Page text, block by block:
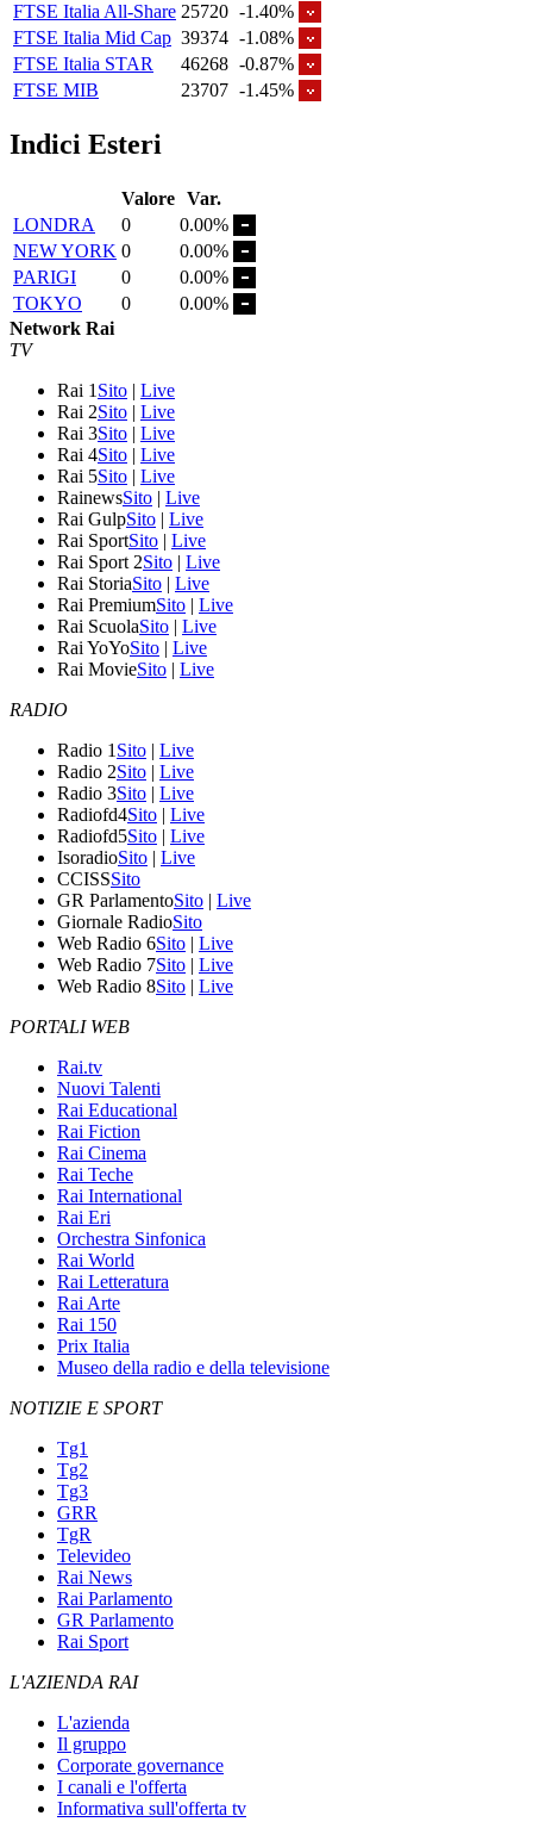
FTSE Italia All-Share 25720 -1.40%
FTSE Italia Mid Cap 39374 -1.08%
FTSE Italia STAR
46268 -0.87%
FTSE MIB
23707 -1.45%
Indici Esteri
Valore Var.
LONDRA
0
0.00%
NEW YORK 0
0.00%
PARIGI
0
0.00%
TOKYO
0
0.00%
Network Rai
TV
Rai 1 Sito | Live
Rai 2Sito | Live
Rai 3Sito | Live
Rai 4Sito | Live
Rai 5Sito | Live
RainewsSito | Live
Rai GulpSito | Live
Rai SportSito | Live
Rai Sport 2Sito | Live
Rai StoriaSito | Live
Rai PremiumSito | Live
Rai ScuolaSito | Live
Rai YoYoSito | Live
Rai MovieSito | Live
RADIO
Radio 1 Sito | Live
Radio 2Sito | Live
Radio 3Sito | Live
Radiofd4Sito | Live
Radiofd5Sito | Live
IsoradioSito | Live
CCISSSito
GR ParlamentoSito | Live
Giornale RadioSito
Web Radio 6Sito | Live
Web Radio 7Sito | Live
Web Radio 8Sito | Live
PORTALI WEB
Rai.tv
Nuovi Talenti
Rai Educational
Rai Fiction
Rai Cinema
Rai Teche
Rai International
Rai Eri
Orchestra Sinfonica
Rai World
Rai Letteratura
Rai Arte
Rai 150
Prix Italia
Museo della radio e della televisione
NOTIZIE E SPORT
Tg1
Tg2
Tg3
GRR
TgR
Televideo
Rai News
Rai Parlamento
GR Parlamento
Rai Sport
L'AZIENDA RAI
L'azienda
Il gruppo
Corporate governance
I canali e l'offerta
Informativa sull'offerta tv